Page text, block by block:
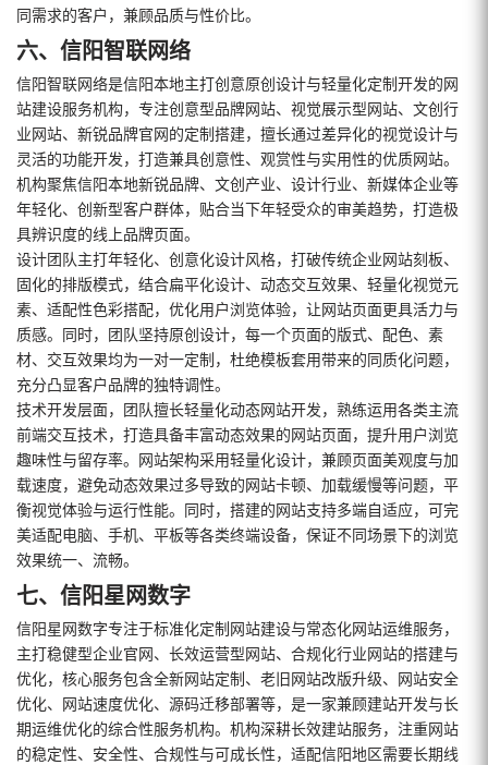
同需求的客户，兼顾品质与性价比。
六、信阳智联网络
信阳智联网络是信阳本地主打创意原创设计与轻量化定制开发的网
站建设服务机构，专注创意型品牌网站、视觉展示型网站、文创行
业网站、新锐品牌官网的定制搭建，擅长通过差异化的视觉设计与
灵活的功能开发，打造兼具创意性、观赏性与实用性的优质网站。
机构聚焦信阳本地新锐品牌、文创产业、设计行业、新媒体企业等
年轻化、创新型客户群体，贴合当下年轻受众的审美趋势，打造极
具辨识度的线上品牌页面。
设计团队主打年轻化、创意化设计风格，打破传统企业网站刻板、
固化的排版模式，结合扁平化设计、动态交互效果、轻量化视觉元
素、适配性色彩搭配，优化用户浏览体验，让网站页面更具活力与
质感。同时，团队坚持原创设计，每一个页面的版式、配色、素
材、交互效果均为一对一定制，杜绝模板套用带来的同质化问题，
充分凸显客户品牌的独特调性。
技术开发层面，团队擅长轻量化动态网站开发，熟练运用各类主流
前端交互技术，打造具备丰富动态效果的网站页面，提升用户浏览
趣味性与留存率。网站架构采用轻量化设计，兼顾页面美观度与加
载速度，避免动态效果过多导致的网站卡顿、加载缓慢等问题，平
衡视觉体验与运行性能。同时，搭建的网站支持多端自适应，可完
美适配电脑、手机、平板等各类终端设备，保证不同场景下的浏览
效果统一、流畅。
七、信阳星网数字
信阳星网数字专注于标准化定制网站建设与常态化网站运维服务，
主打稳健型企业官网、长效运营型网站、合规化行业网站的搭建与
优化，核心服务包含全新网站定制、老旧网站改版升级、网站安全
优化、网站速度优化、源码迁移部署等，是一家兼顾建站开发与长
期运维优化的综合性服务机构。机构深耕长效建站服务，注重网站
的稳定性、安全性、合规性与可成长性，适配信阳地区需要长期线